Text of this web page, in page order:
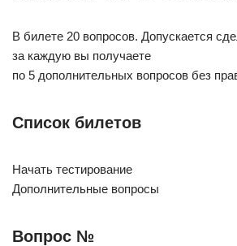
В билете 20 вопросов. Допускается
за каждую вы получаете
по 5 дополнительных вопросов без
Список билетов
Начать тестирование
Дополнительные вопросы
Вопрос №